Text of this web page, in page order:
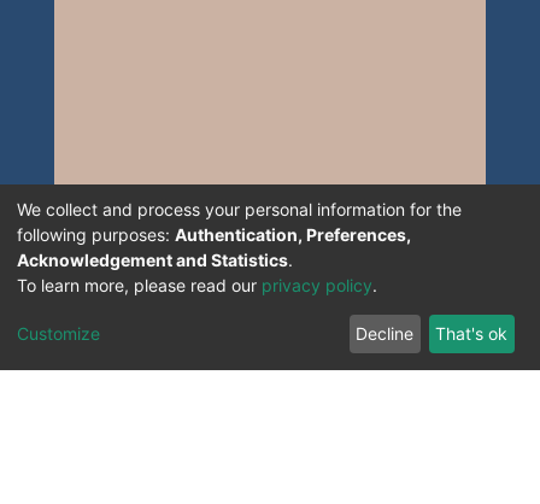
We collect and process your personal information for the
following purposes: Authentication, Preferences,
Acknowledgement and Statistics.
To learn more, please read our privacy policy.
Customize Decline That's ok